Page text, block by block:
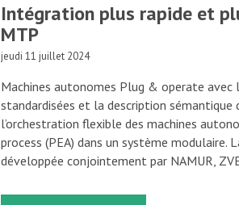
Intégration plus rapide et
MTP
jeudi 11 juillet 2024
Machines autonomes Plug & operate avec
standardisées et la description
l’orchestration flexible des machines
process (PEA) dans un système modulaire.
développée conjointement par NAMUR,